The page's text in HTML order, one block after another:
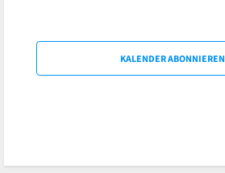
KALENDER ABONNIEREN